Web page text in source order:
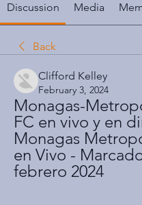
Discussion Media
Back
Clifford Kelley
February 3, 2024
Monagas-
FC en vivo y en
Monagas
en Vivo -
febrero 2024